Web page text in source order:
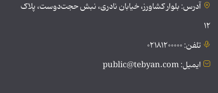
آدرس: بلوار کشاورز، خیابان نادری، نبش حجت‌دوست، پلاک
۱۲
تلفن: ۰۲۱۸۱۲۰۰۰۰۰
ایمیل: public@tebyan.com